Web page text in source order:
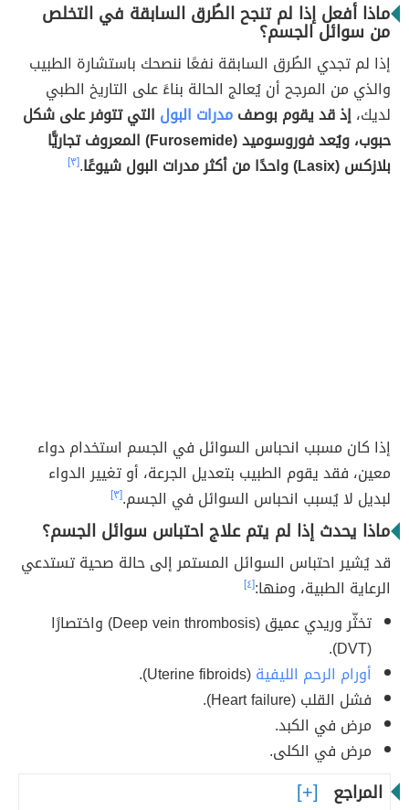
ماذا أفعل إذا لم تنجح الطُرق السابقة في التخلص
من سوائل الجسم؟
إذا لم تجدي الطُرق السابقة نفعًا ننصحك باستشارة الطبيب
والذي من المرجح أن يُعالج الحالة بناءً على التاريخ الطبي
لديك،إذ قد يقوم بوصفمدرات البول التي تتوفر على شكل
حبوب، ويُعد فوروسوميد (Furosemide) المعروف تجاريًّا
بلازكس (Lasix) واحدًا من أكثر مدرات البول شيوعًا
.[٣]
إذا كان مسبب انحباس السوائل في الجسم استخدام دواء
معين، فقد يقوم الطبيب بتعديل الجرعة، أو تغيير الدواء
لبديل لا يُسبب انحباس السوائل في الجسم.[٣]
ماذا يحدث إذا لم يتم علاج احتباس سوائل الجسم؟
قد يُشير احتباس السوائل المستمر إلى حالة صحية تستدعي
الرعاية الطبية، ومنها:[٤]
تخثّر وريدي عميق (Deep vein thrombosis) واختصارًا
(DVT).
أورام الرحم الليفية(Uterine fibroids).
فشل القلب (Heart failure).
مرض في الكبد.
مرض في الكلى.
المراجع